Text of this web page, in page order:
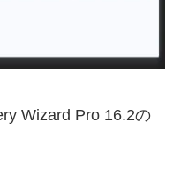
Wizard Pro 16.2の